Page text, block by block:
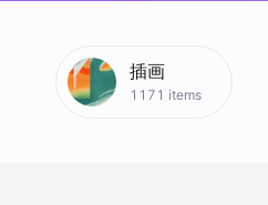
插画
1171 items